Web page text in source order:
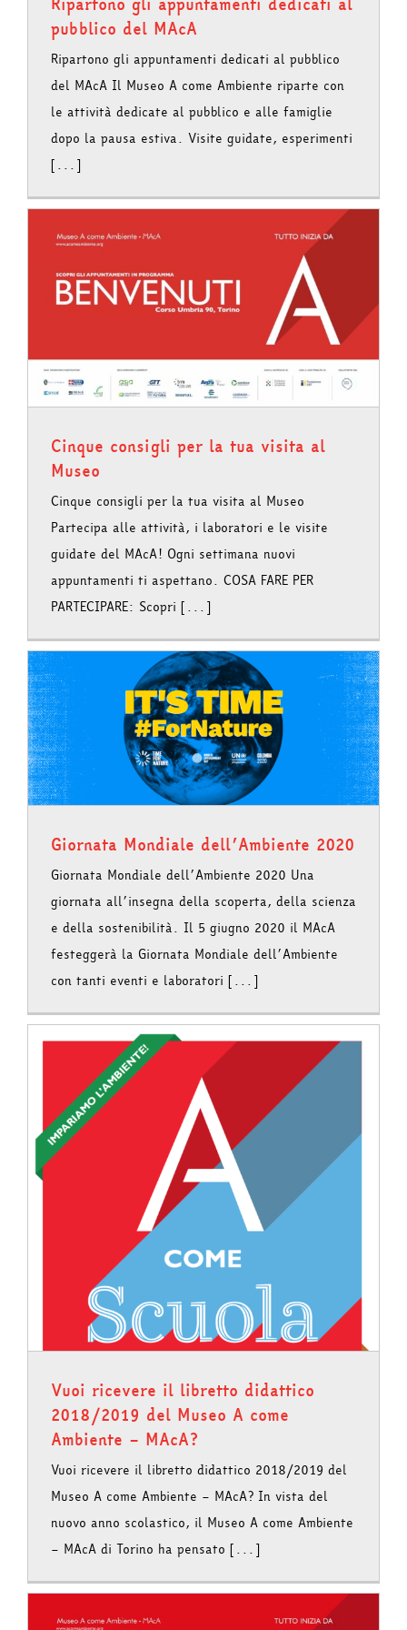
pubblico del MAcA
Ripartono gli appuntamenti dedicati al pubblico
del MAcA Il Museo A come Ambiente riparte con
le attività dedicate al pubblico e alle famiglie
dopo la pausa estiva. Visite guidate, esperimenti
[...]
Cinque consigli per la tua visita al
Museo
Cinque consigli per la tua visita al Museo
Partecipa alle attività, i laboratori e le visite
guidate del MAcA! Ogni settimana nuovi
appuntamenti ti aspettano. COSA FARE PER
PARTECIPARE: Scopri [...]
Giornata Mondiale dell’Ambiente 2020
Giornata Mondiale dell’Ambiente 2020 Una
giornata all’insegna della scoperta, della scienza
e della sostenibilità. Il 5 giugno 2020 il MAcA
festeggerà la Giornata Mondiale dell’Ambiente
con tanti eventi e laboratori [...]
Vuoi ricevere il libretto didattico
2018/2019 del Museo A come
Ambiente – MAcA?
Vuoi ricevere il libretto didattico 2018/2019 del
Museo A come Ambiente – MAcA? In vista del
nuovo anno scolastico, il Museo A come Ambiente
– MAcA di Torino ha pensato [...]